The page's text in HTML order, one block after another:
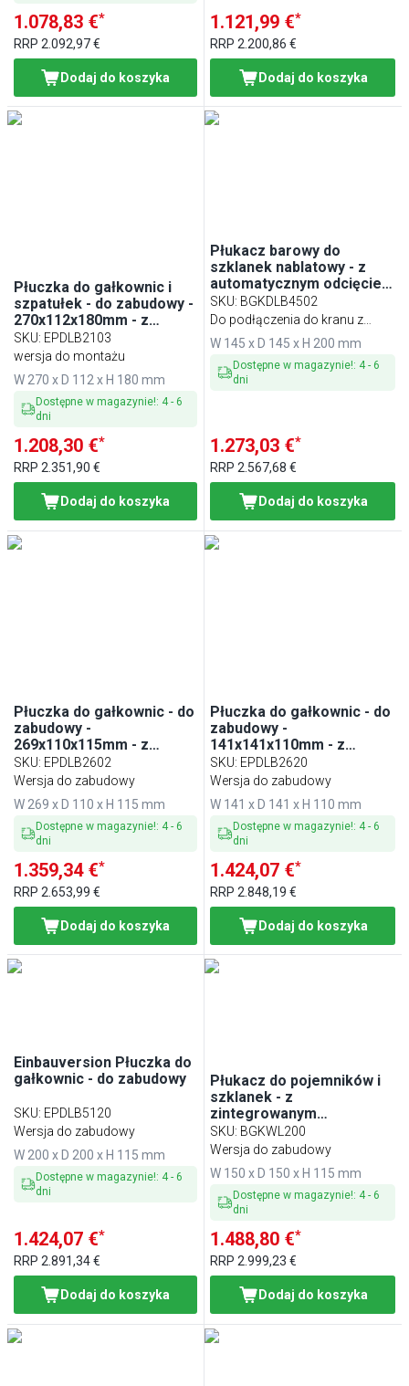
1.078,83 €*
RRP 2.092,97 €
Dodaj do koszyka
1.121,99 €*
RRP2.200,86 €
Dodaj do koszyka
Płuczka do gałkownic i
szpatułek - do zabudowy -
270x112x180mm - z
systemem myjącym - z
zaworem zwrotnym - z
regulatorem przepływu - z
sitkiem
SKU: EPDLB2103
wersja do montażu
W 270 x D 112 x H 180 mm
Dostępne w magazynie!: 4- 6
dni
1.208,30 €*
RRP 2.351,90 €
Dodaj do koszyka
Płukacz barowy do
szklanek nablatowy - z
automatycznym odcięciem
wody - ze stojakiem,
przyssawkami i wężem
SKU: BGKDLB4502
Do podłączenia do kranu z
wodą
W 145 x D 145 x H 200 mm
Dostępne w magazynie!: 4- 6
dni
1.273,03 €*
RRP2.567,68 €
Dodaj do koszyka
Płuczka do gałkownic - do
zabudowy -
269x110x115mm - z
systemem myjącym - z
automatycznym
zatrzymaniem wody - z
zaworem zwrotnym - z
regulatorem przepływu
SKU: EPDLB2602
Wersja do zabudowy
W 269 x D 110 x H 115 mm
Dostępne w magazynie!: 4- 6
dni
1.359,34 €*
RRP 2.653,99 €
Dodaj do koszyka
Płuczka do gałkownic - do
zabudowy -
141x141x110mm - z
systemem myjącym - z
automatycznym
zatrzymaniem wody - z
zaworem zwrotnym - z
regulatorem przepływu - z
sitkiem
SKU: EPDLB2620
Wersja do zabudowy
W 141 x D 141 x H 110 mm
Dostępne w magazynie!: 4- 6
dni
1.424,07 €*
RRP2.848,19 €
Dodaj do koszyka
Einbauversion Płuczka do
gałkownic - do zabudowy
SKU: EPDLB5120
Wersja do zabudowy
W 200 x D 200 x H 115 mm
Dostępne w magazynie!: 4- 6
dni
1.424,07 €*
RRP 2.891,34 €
Dodaj do koszyka
Płukacz do pojemników i
szklanek - z
zintegrowanym
automatycznym odcięciem
wody
SKU: BGKWL200
Wersja do zabudowy
W 150 x D 150 x H 115 mm
Dostępne w magazynie!: 4- 6
dni
1.488,80 €*
RRP2.999,23 €
Dodaj do koszyka